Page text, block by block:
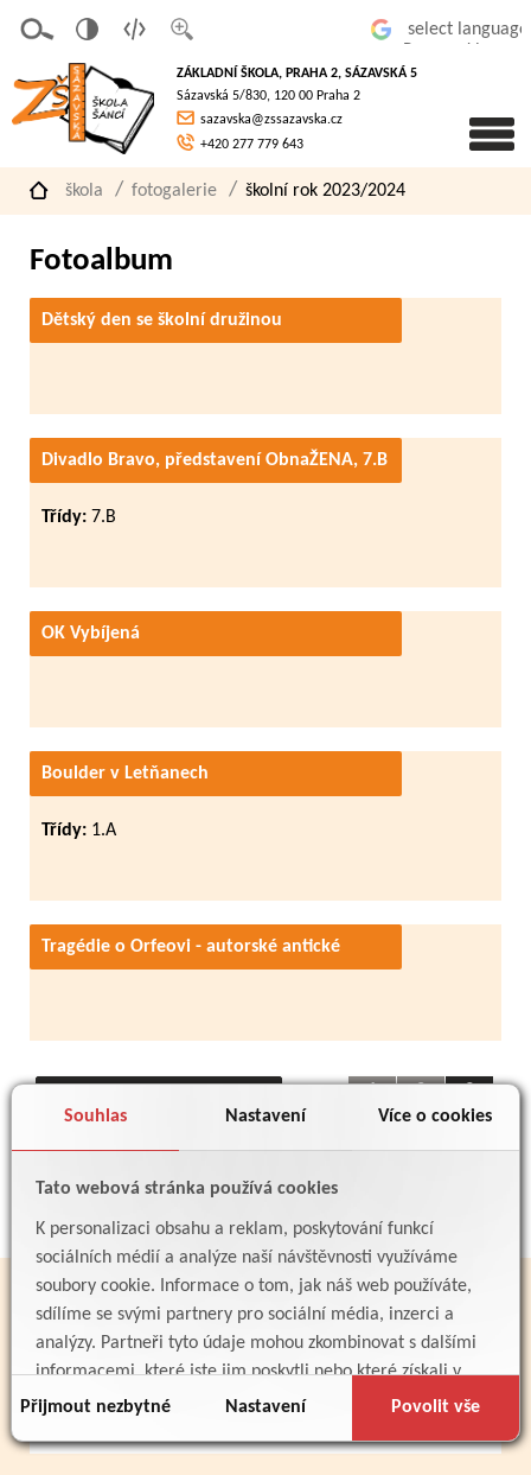
Souhlas Nastavení Více o cookies
Tato webová stránka používá cookies
K personalizaci obsahu a reklam, poskytování funkcí
sociálních médií a analýze naší návštěvnosti využíváme
soubory cookie. Informace o tom, jak náš web používáte,
sdílíme se svými partnery pro sociální média, inzerci a
analýzy. Partneři tyto údaje mohou zkombinovat s dalšími
informacemi, které jste jim poskytli nebo které získali v
důsledku toho, že používáte jejich služby.
Přijmout nezbytné Nastavení Povolit vše
písmo
á
verze
pro
slaboz
raké
ZÁKLADNÍ ŠKOLA, PRAHA 2, SÁZAVSKÁ 5
Sázavská 5/830, 120 00 Praha 2
sazavska@zssazavska.cz
+420 277 779 643
škola fotogalerie školní rok 2023/2024
Fotoalbum
Dětský den se školní družinou
Divadlo Bravo, představení ObnaŽENA, 7.B
Třídy: 7.B
OK Vybíjená
Boulder v Letňanech
Třídy: 1.A
Tragédie o Orfeovi - autorské antické
1 2
3
PARTNEŘI